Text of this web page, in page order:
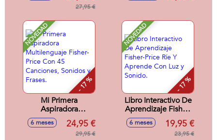
27,95 €
NOVEDAD
- 17 %
Mi Primera
Aspiradora
Multilenguaje
Fisher-Price Con 45
Canciones, Sonidos
6 meses 24,95 €
29,95 €
NOVEDAD
- 17 %
Libro Interactivo De
Aprendizaje Fisher-
Price Ríe Y
Aprende Con Luz y
6 meses 19,95 €
23,95 €